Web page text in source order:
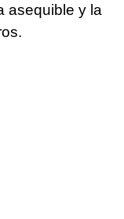
asequible y la